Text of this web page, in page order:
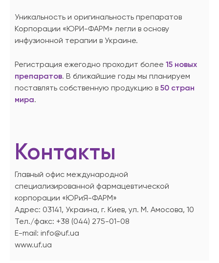
Уникальность и оригинальность препаратов
Корпорации «ЮРИ-ФАРМ» легли в основу
инфузионной терапии в Украине.
Регистрация ежегодно проходит более 15 новых
препаратов. В ближайшие годы мы планируем
поставлять собственную продукцию в 50 стран
мира.
Контакты
Главный офис международной
специализированной фармацевтической
корпорации «ЮРиЯ-ФАРМ»
Адрес: 03141, Украина, г. Киев, ул. М. Амосова, 10
Тел./факс: +38 (044) 275-01-08
E-mail: info@uf.ua
www.uf.ua